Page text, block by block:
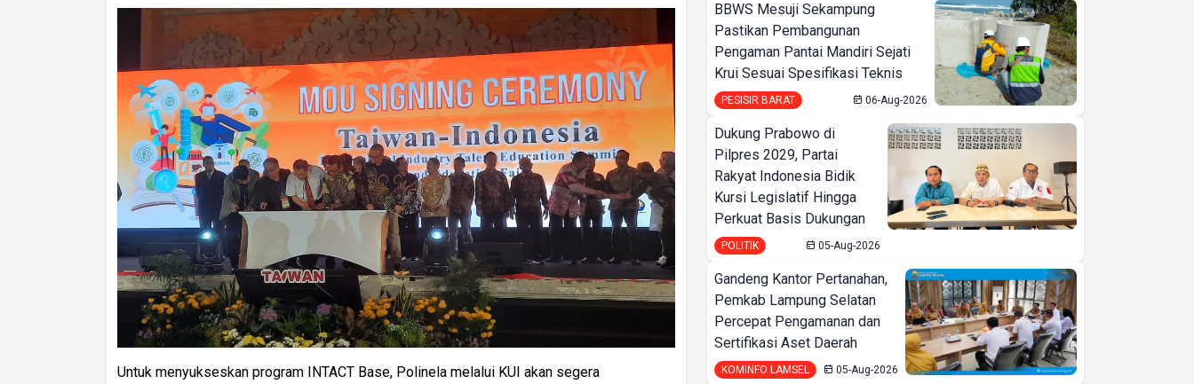
Untuk menyukseskan program INTACT Base, Polinela melalui KUI akan segera
BBWS Mesuji Sekampung
Pastikan Pembangunan
Pengaman Pantai Mandiri Sejati
Krui Sesuai Spesifikasi Teknis
PESISIR BARAT 06-Aug-2026
Dukung Prabowo di
Pilpres 2029, Partai
Rakyat Indonesia Bidik
Kursi Legislatif Hingga
Perkuat Basis Dukungan
POLITIK 05-Aug-2026
Gandeng Kantor Pertanahan,
Pemkab Lampung Selatan
Percepat Pengamanan dan
Sertifikasi Aset Daerah
KOMINFO LAMSEL 05-Aug-2026